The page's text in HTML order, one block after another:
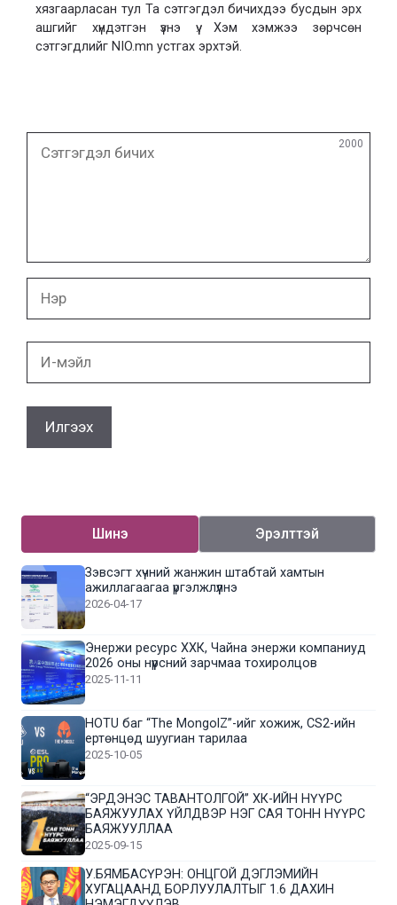
хязгаарласан тул Та сэтгэгдэл бичихдээ бусдын эрх
ашгийг хүндэтгэн үзнэ үү. Хэм хэмжээ зөрчсөн
сэтгэгдлийг NIO.mn устгах эрхтэй.
бичих
2000
Шинэ Эрэлттэй
Зэвсэгт хүчний жанжин штабтай хамтын
ажиллагаагаа үргэлжлүүлнэ
2026-04-17
Энержи ресурс ХХК, Чайна энержи компаниуд
2026 оны нүүрсний зарчмаа тохиролцов
2025-11-11
HOTU баг “The MongolZ”-ийг хожиж, CS2-ийн
ертөнцөд шуугиан тарилаа
2025-10-05
“ЭРДЭНЭС ТАВАНТОЛГОЙ” ХК-ИЙН НҮҮРС
БАЯЖУУЛАХ ҮЙЛДВЭР НЭГ САЯ ТОНН НҮҮРС
БАЯЖУУЛЛАА
2025-09-15
У.БЯМБАСҮРЭН: ОНЦГОЙ ДЭГЛЭМИЙН
ХУГАЦААНД БОРЛУУЛАЛТЫГ 1.6 ДАХИН